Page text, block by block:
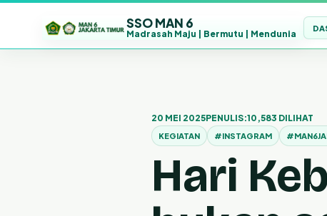
SSO MAN 6
Madrasah Maju | Bermutu | Mendunia
20 MEI 2025PENULIS:10,583 DILIHAT
KEGIATAN #INSTAGRAM
Hari